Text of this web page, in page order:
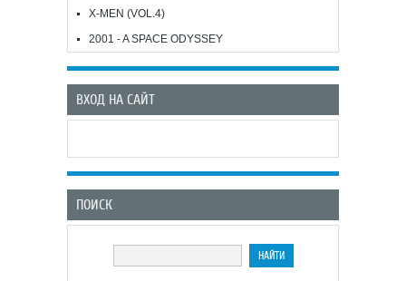
X-MEN (VOL.4)
2001 - A SPACE ODYSSEY
ВХОД НА САЙТ
ПОИСК